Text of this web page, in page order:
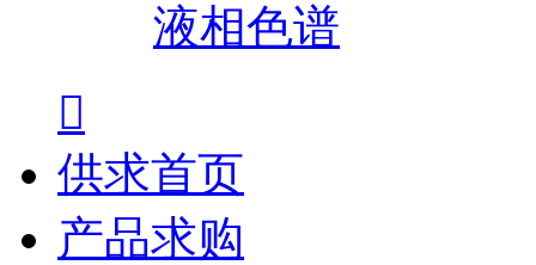
液相色谱

供求首页
产品求购